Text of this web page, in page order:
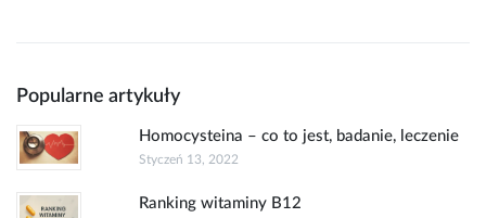
Popularne artykuły
Homocysteina – co to jest, badanie, leczenie
Styczeń 13, 2022
Ranking witaminy B12